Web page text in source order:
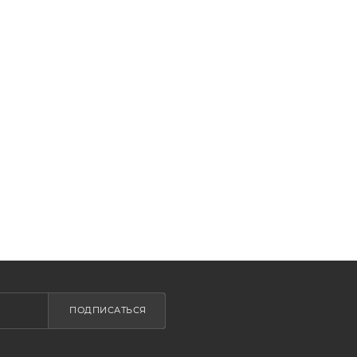
ПОДПИСАТЬСЯ